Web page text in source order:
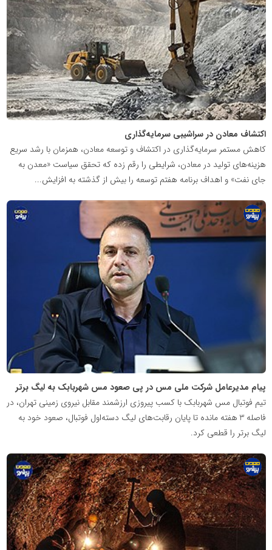
اکتشاف معادن در سراشیبی سرمایه‌گذاری
کاهش مستمر سرمایه‌گذاری در اکتشاف و توسعه معادن، همزمان با رشد سریع
هزینه‌های تولید در معادن، شرایطی را رقم زده که تحقق سیاست «معدن به
جای نفت» و اهداف برنامه هفتم توسعه را بیش از گذشته به افزایش...
رسانی
معدن
پیشرو
پیام مدیرعامل شرکت ملی مس در پی صعود مس شهربابک به لیگ برتر
تیم فوتبال مس شهربابک با کسب پیروزی ارزشمند مقابل نیروی زمینی تهران، در
فاصله 3 هفته مانده تا پایان رقابت‌های لیگ دسته‌اول فوتبال، صعود خود به
لیگ برتر را قطعی کرد.
پایگاه
اطلاع
پایگاه
اطلاع
رسانی
معدن